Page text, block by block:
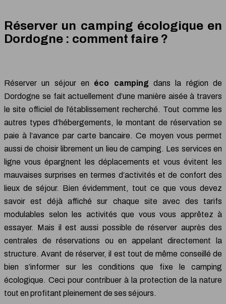
Réserver un camping écologique en
Dordogne : comment faire ?
Réserver un séjour en éco camping dans la région de
Dordogne se fait actuellement d’une manière aisée à travers
le site officiel de l’établissement recherché. Tout comme les
autres types d’hébergements, le montant de réservation se
paie à l’avance par carte bancaire. Ce moyen vous permet
aussi de choisir librement un lieu de camping. Les services en
ligne vous épargnent les déplacements et vous évitent les
mauvaises surprises en termes d’activités et de confort des
lieux de séjour. Bien évidemment, tout ce que vous devez
savoir est déjà affiché sur chaque site avec des tarifs
modulables selon les activités que vous vous apprêtez à
essayer. Mais il est aussi possible de réserver auprès des
centrales de réservations ou en appelant directement la
structure. Avant de réserver, il est tout de même conseillé de
bien s’informer sur les conditions que fixe le camping
écologique. Ceci pour contribuer à la protection de la nature
tout en profitant pleinement de ses séjours.